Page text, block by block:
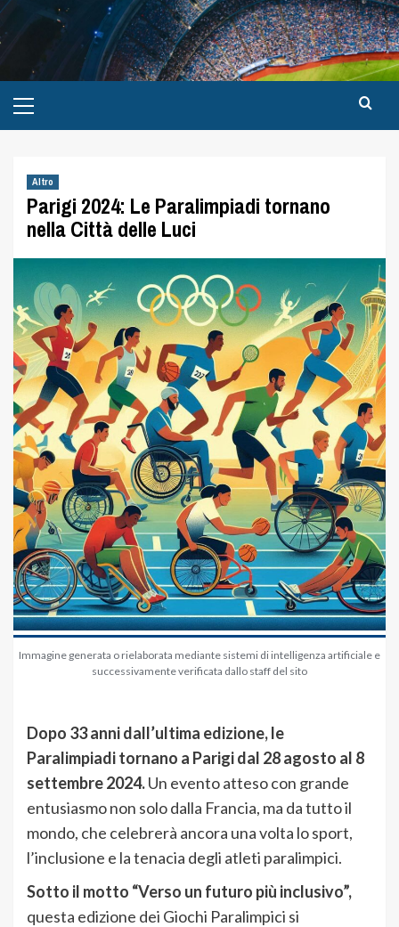
Altro
Parigi 2024: Le Paralimpiadi tornano
nella Città delle Luci
Immagine generata o rielaborata mediante sistemi di intelligenza artificiale e
successivamente verificata dallo staff del sito
Dopo 33 anni dall’ultima edizione, le
Paralimpiadi tornano a Parigi dal 28 agosto al 8
settembre 2024.Un evento atteso con grande
entusiasmo non solo dalla Francia, ma da tutto il
mondo, che celebrerà ancora una volta lo sport,
l’inclusione e la tenacia degli atleti paralimpici.
Sotto il motto “Verso un futuro più inclusivo”,
questa edizione dei Giochi Paralimpici si